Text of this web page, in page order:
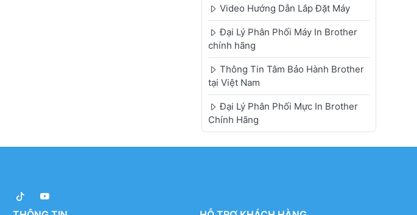
Video Hướng Dẫn Lắp Đặt Máy
Đại Lý Phân Phối Máy In Brother
chính hãng
Thông Tin Tâm Bảo Hành Brother
tại Việt Nam
Đại Lý Phân Phối Mực In Brother
Chính Hãng